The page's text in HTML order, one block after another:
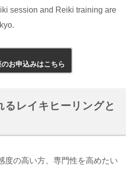
session and Reiki training are
お申込みはこちら
るレイキヒーリングと
度の高い方、専門性を高めたい